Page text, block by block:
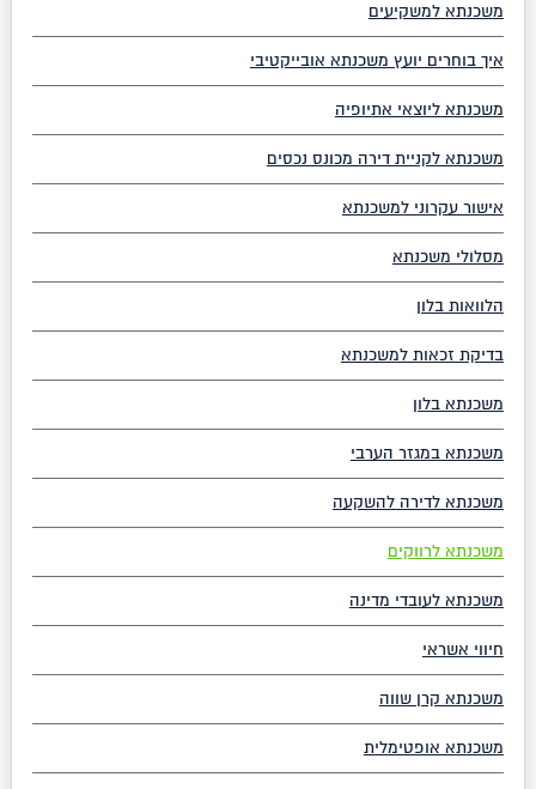
משכנתא למשקיעים
איך בוחרים יועץ משכנתא אובייקטיבי
משכנתא ליוצאי אתיופיה
משכנתא לקניית דירה מכונס נכסים
אישור עקרוני למשכנתא
מסלולי משכנתא
הלוואות בלון
בדיקת זכאות למשכנתא
משכנתא בלון
משכנתא במגזר הערבי
משכנתא לדירה להשקעה
משכנתא לרווקים
משכנתא לעובדי מדינה
חיווי אשראי
משכנתא קרן שווה
משכנתא אופטימלית